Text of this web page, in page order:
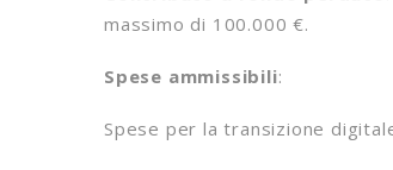
massimo di 100.000 €.
Spese ammissibili:
Spese per la transizione